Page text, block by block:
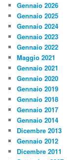
Gennaio 2026
Gennaio 2025
Gennaio 2024
Gennaio 2023
Gennaio 2022
Maggio 2021
Gennaio 2021
Gennaio 2020
Gennaio 2019
Gennaio 2018
Gennaio 2017
Gennaio 2014
Dicembre 2013
Gennaio 2012
Dicembre 2011